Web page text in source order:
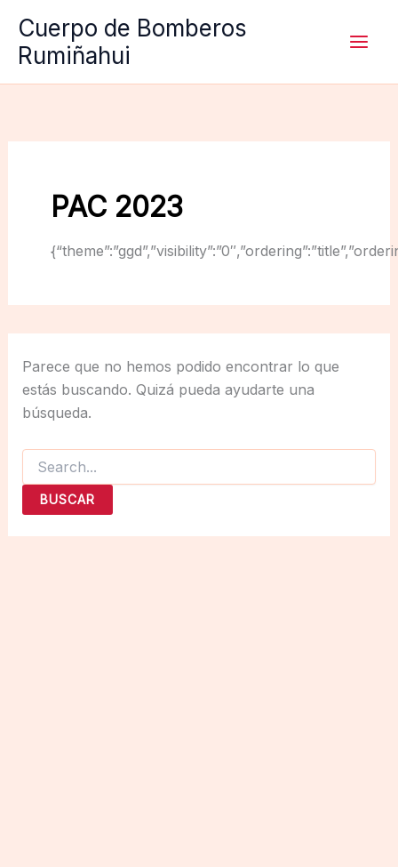
contenido
Cuerpo de Bomberos
Rumiñahui
PAC 2023
Parece que no hemos podido encontrar lo que
estás buscando. Quizá pueda ayudarte una
búsqueda.
Buscar
por: